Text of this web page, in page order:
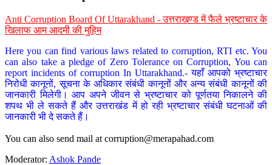
Anti Corruption Board Of Uttarakhand - उत्तराखण्ड में फैले भ्रष्टाचार के
खिलाफ आम आदमी की मुहिम
Here you can find various laws related to corruption, RTI etc. You
can also take a pledge of Zero Tolerance on Corruption, You can
report incidents of corruption In Uttarakhand.- यहाँ आपको भ्रष्टाचार
निरोधी कानूनों, सूचना के अधिकार संबंधी कानूनों और अन्य संबंधी कानूनों की
जानकारी मिलेगी। आप अपने जीवन से भ्रष्टाचार को पूर्णतया निकालने की
शपथ भी ले सकते हैं और उत्तराखंड में हो रही भ्रष्टाचार संबंधी घटनाओं की
जानकारी भी दे सकते हैं।
You can also send mail at corruption@merapahad.com
Moderator: Ashok Pande